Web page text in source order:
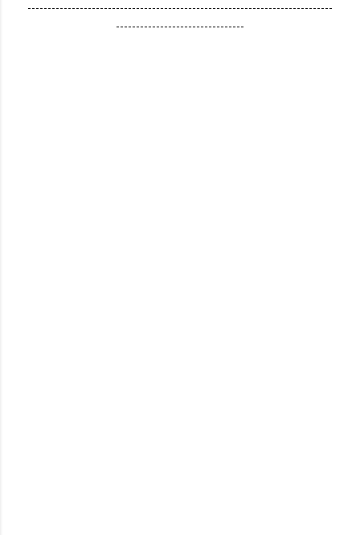
----------------------------------------------------------------------------
--------------------------------